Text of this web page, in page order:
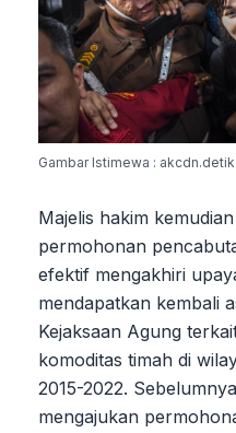
Gambar Istimewa :
Majelis hakim
permohonan
efektif mengakhiri
mendapatkan kembali
Kejaksaan Agung
komoditas timah di
2015-2022.
mengajukan